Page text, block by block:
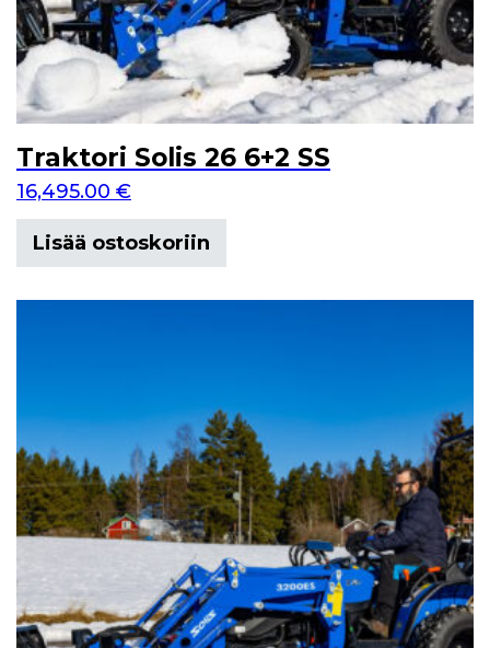
Traktori Solis 26 6+2 SS
16,495.00 €
Lisää ostoskoriin